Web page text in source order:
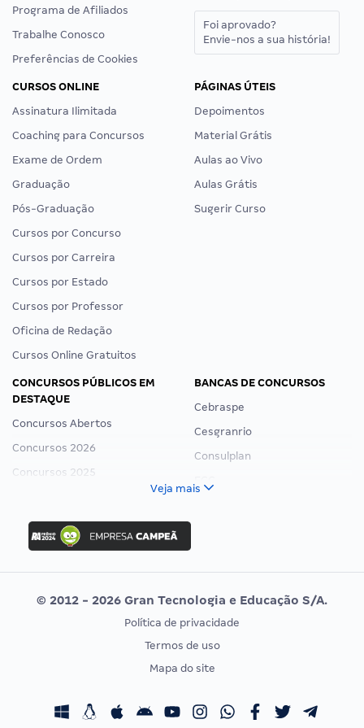
Programa de Afiliados
Trabalhe Conosco
Preferências de Cookies
Foi aprovado?
Envie-nos a sua história!
CURSOS ONLINE
Assinatura Ilimitada
Coaching para Concursos
Exame de Ordem
Graduação
Pós-Graduação
Cursos por Concurso
Cursos por Carreira
Cursos por Estado
Cursos por Professor
Oficina de Redação
Cursos Online Gratuitos
PÁGINAS ÚTEIS
Depoimentos
Material Grátis
Aulas ao Vivo
Aulas Grátis
Sugerir Curso
CONCURSOS PÚBLICOS EM
DESTAQUE
Concursos Abertos
Concursos 2026
Concursos 2025
Concurso Nacional Unificado
Concurso Ibama
Concurso MPU
Editais publicados
BANCAS DE CONCURSOS
Cebraspe
Cesgranrio
Consulplan
Vunesp
CONCURSOS POR PROFISSÃO
Concursos Fiscais
EXAME DE ORDEM
Calendário OAB
Veja mais
© 2012 - 2026 Gran Tecnologia e Educação S/A.
Política de privacidade
Termos de uso
Mapa do site